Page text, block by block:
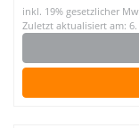
inkl. 19% gesetzlicher
Zuletzt aktualisiert am: 6.